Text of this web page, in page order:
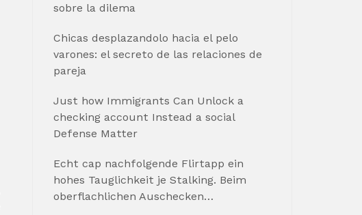
sobre la dilema
Chicas desplazandolo hacia el pelo
varones: el secreto de las relaciones de
pareja
Just how Immigrants Can Unlock a
checking account Instead a social
Defense Matter
Echt cap nachfolgende Flirtapp ein
hohes Tauglichkeit je Stalking. Beim
oberflachlichen Auschecken…